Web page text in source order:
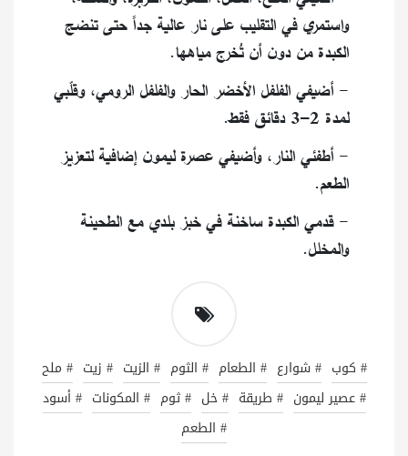
واستمري في التقليب على نار عالية جداً حتى تنضج
الكبدة من دون أن تُخرج مياهها.
- أضيفي الفلفل الأخضر الحار والفلفل الرومي، وقلّبي
لمدة 2–3 دقائق فقط.
- أطفئي النار، وأضيفي عصرة ليمون إضافية لتعزيز
الطعم.
- قدمي الكبدة ساخنة في خبز بلدي مع الطحينة
والمخلل.
# كوب # شوارع # الطعام # الثوم # الزيت # زيت # ملح
# عصير ليمون # طريقة # خل # ثوم # المكونات # أسود
# الطعم